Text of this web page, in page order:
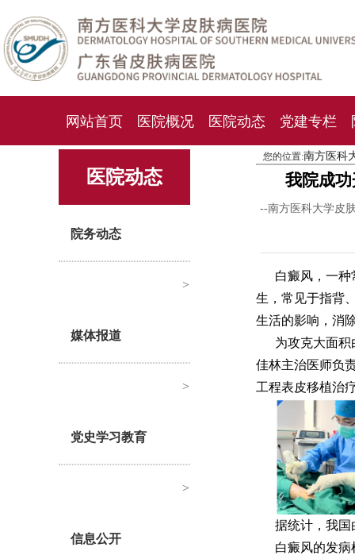
网站首页 医院概况 医院动态 党建专栏
化妆品检测中心 就诊指南 人才
医院动态
院务动态
>
媒体报道
>
党史学习教育
>
信息公开
您的位置:南方医科
我院成
--南方医科大学皮
白癜风，一种
生，常见于指背
生活的影响，消
为攻克大面
佳林主治医师负
工程表皮移植治
据统计，我国
白癜风的发